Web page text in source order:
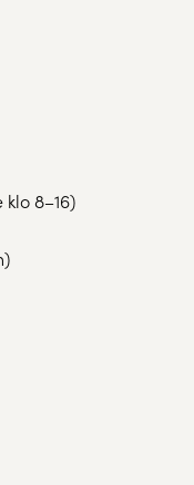
8–16)